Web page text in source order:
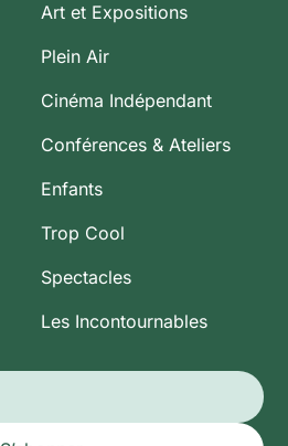
Art et Expositions
Plein Air
Cinéma Indépendant
Conférences & Ateliers
Enfants
Trop Cool
Spectacles
Les Incontournables